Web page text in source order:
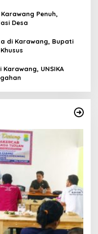
Penuh,
Desa
di Karawang, Bupati
UNSIKA